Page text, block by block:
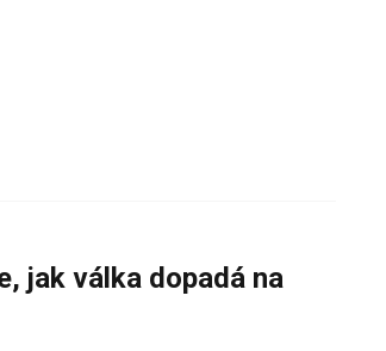
jak válka dopadá na